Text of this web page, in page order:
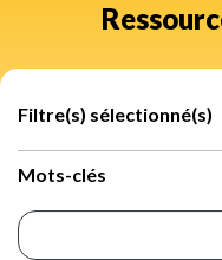
Filtre(s) sélectionné(s)
Mots-clés